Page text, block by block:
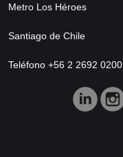
Metro Los Héroes
Santiago de Chile
Teléfono +56 2 2692 0200